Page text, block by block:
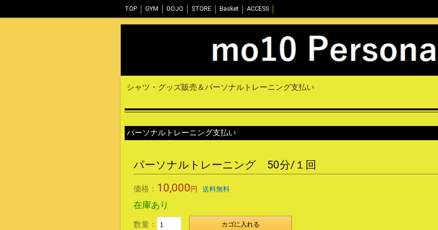
TOP GYM DOJO STORE Basket ACCESS
シャツ・グッズ販売＆パーソナルトレーニング支払い
パーソナルトレーニング支払い
パーソナルトレーニング 50分/１回
価格： 10,000円 送料無料
在庫あり
数量： カゴに入れる